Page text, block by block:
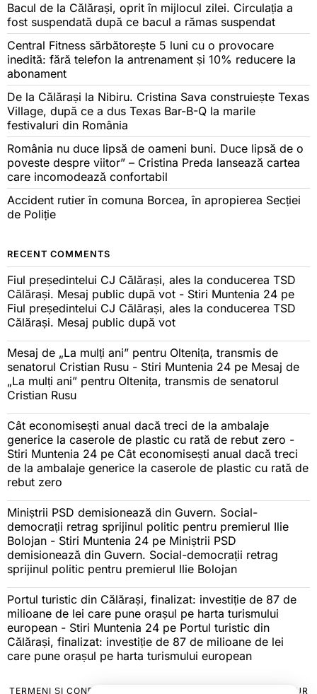
Bacul de la Călărași, oprit în mijlocul zilei. Circulația a
fost suspendată după ce bacul a rămas suspendat
Central Fitness sărbătorește 5 luni cu o provocare
inedită: fără telefon la antrenament și 10% reducere la
abonament
De la Călărași la Nibiru. Cristina Sava construiește Texas
Village, după ce a dus Texas Bar-B-Q la marile
festivaluri din România
România nu duce lipsă de oameni buni. Duce lipsă de o
poveste despre viitor” – Cristina Preda lansează cartea
care incomodează confortabil
Accident rutier în comuna Borcea, în apropierea Secției
de Poliție
RECENT COMMENTS
Fiul președintelui CJ Călărași, ales la conducerea TSD
Călărași. Mesaj public după vot - Stiri Muntenia 24 pe
Fiul președintelui CJ Călărași, ales la conducerea TSD
Călărași. Mesaj public după vot
Mesaj de „La mulți ani” pentru Oltenița, transmis de
senatorul Cristian Rusu - Stiri Muntenia 24 pe Mesaj de
„La mulți ani” pentru Oltenița, transmis de senatorul
Cristian Rusu
Cât economisești anual dacă treci de la ambalaje
generice la caserole de plastic cu rată de rebut zero -
Stiri Muntenia 24 pe Cât economisești anual dacă treci
de la ambalaje generice la caserole de plastic cu rată de
rebut zero
Miniștrii PSD demisionează din Guvern. Social-
democrații retrag sprijinul politic pentru premierul Ilie
Bolojan - Stiri Muntenia 24 pe Miniștrii PSD
demisionează din Guvern. Social-democrații retrag
sprijinul politic pentru premierul Ilie Bolojan
Portul turistic din Călărași, finalizat: investiție de 87 de
milioane de lei care pune orașul pe harta turismului
european - Stiri Muntenia 24 pe Portul turistic din
Călărași, finalizat: investiție de 87 de milioane de lei
care pune orașul pe harta turismului european
TERMENI ȘI CONDIȚII POLITICA DE ANULARE & RETUR